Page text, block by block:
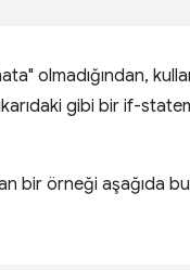
olmadığından,
gibi bir if-
bir örneği aşağıda